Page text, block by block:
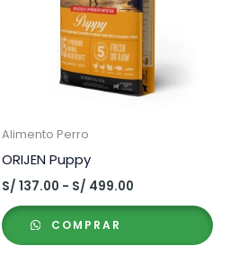
Alimento Perro
ORIJEN Puppy
S/ 137.00 - S/ 499.00
S/ 137.00
COMPRAR